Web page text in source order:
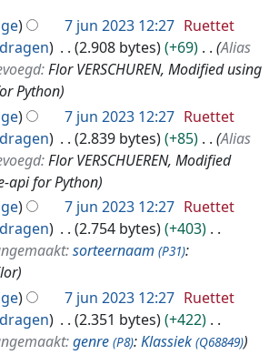
7 jun 2023 12:27 Ruettet
2.908 bytes +69
Alias
Flor VERSCHUREN, Modified using
Python
7 jun 2023 12:27 Ruettet
2.839 bytes +85
Alias
Flor VERSCHUEREN, Modified
api for Python
7 jun 2023 12:27 Ruettet
2.754 bytes
+403
sorteernaam (P31):
7 jun 2023 12:27 Ruettet
2.351 bytes
+422
genre (P8):Klassiek (Q68849)